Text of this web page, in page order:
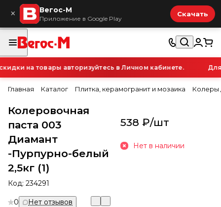
× Вегос-М
Приложение в Google Play
Скачать
на товары авторизуйтесь в Личном кабинете. Для
Главная Каталог Плитка, керамогранит и мозаика Колеры
Колеровочная
паста 003
Диамант
-Пурпурно-белый
2,5кг (1)
Код: 234291
0 Нет отзывов
538 ₽/шт
Нет в наличии